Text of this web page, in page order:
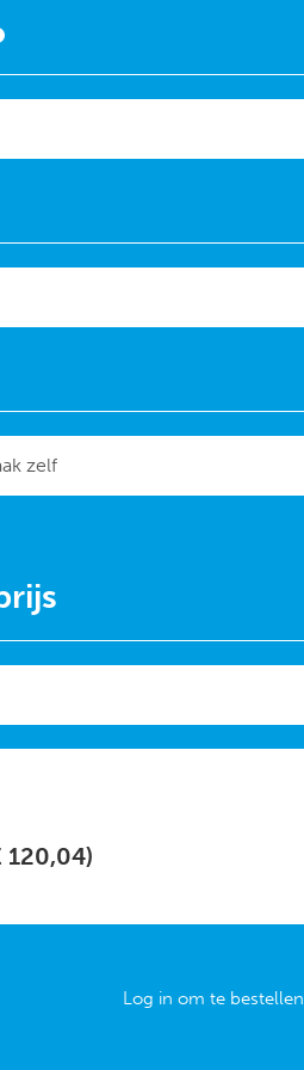
120,04)
Log in om te bestellen